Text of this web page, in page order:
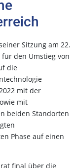
Sitzung am 22.
den Umstieg von
die
mit der
mit
beiden Standorten
Phase auf einen
final über die